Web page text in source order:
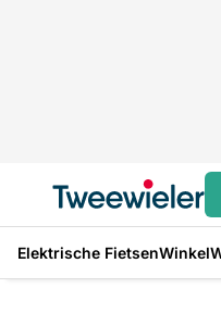
Elektrische FietsenWinkel